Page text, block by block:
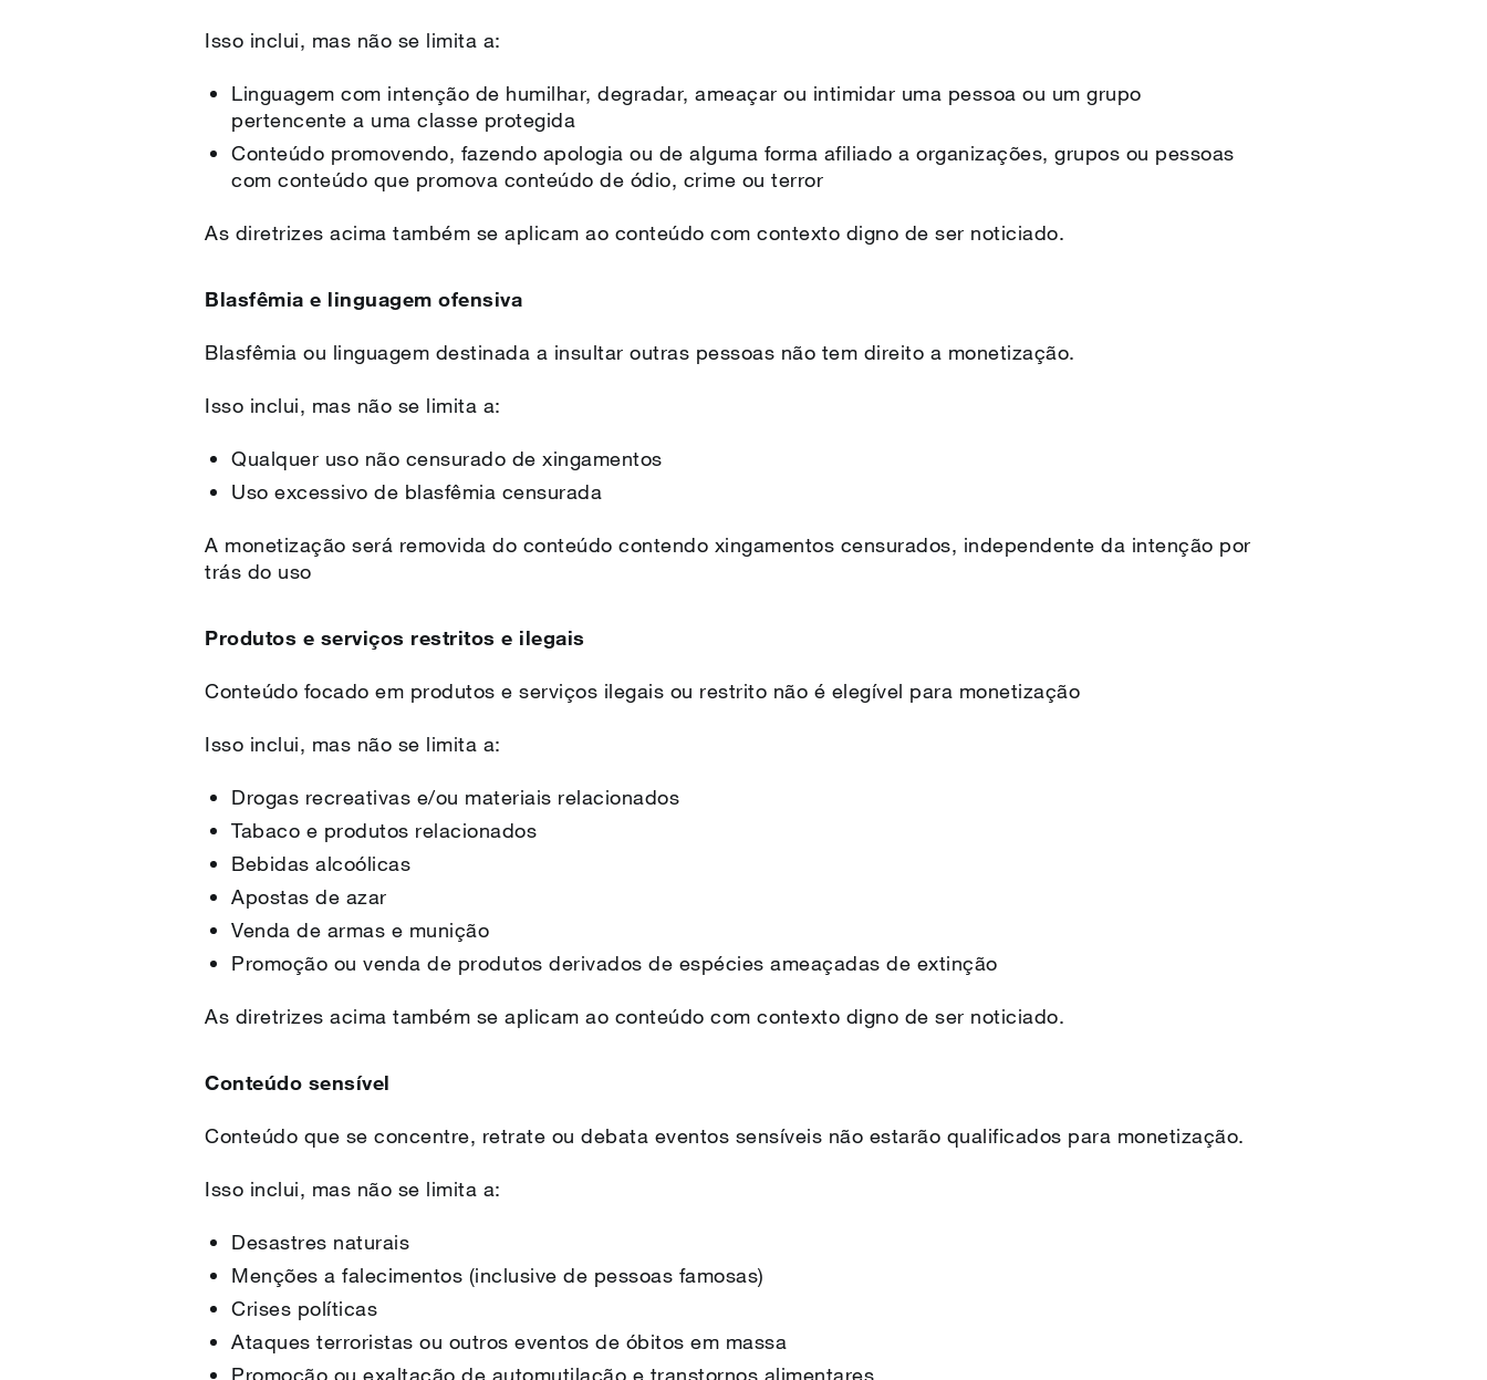
Isso inclui, mas não se limita a:
Linguagem com intenção de humilhar, degradar, ameaçar ou intimidar uma pessoa ou um grupo
pertencente a uma classe protegida
Conteúdo promovendo, fazendo apologia ou de alguma forma afiliado a organizações, grupos ou pessoas
com conteúdo que promova conteúdo de ódio, crime ou terror
As diretrizes acima também se aplicam ao conteúdo com contexto digno de ser noticiado.
Blasfêmia e linguagem ofensiva
Blasfêmia ou linguagem destinada a insultar outras pessoas não tem direito a monetização.
Isso inclui, mas não se limita a:
Qualquer uso não censurado de xingamentos
Uso excessivo de blasfêmia censurada
A monetização será removida do conteúdo contendo xingamentos censurados, independente da intenção por
trás do uso
Produtos e serviços restritos e ilegais
Conteúdo focado em produtos e serviços ilegais ou restrito não é elegível para monetização
Isso inclui, mas não se limita a:
Drogas recreativas e/ou materiais relacionados
Tabaco e produtos relacionados
Bebidas alcoólicas
Apostas de azar
Venda de armas e munição
Promoção ou venda de produtos derivados de espécies ameaçadas de extinção
As diretrizes acima também se aplicam ao conteúdo com contexto digno de ser noticiado.
Conteúdo sensível
Conteúdo que se concentre, retrate ou debata eventos sensíveis não estarão qualificados para monetização.
Isso inclui, mas não se limita a:
Desastres naturais
Menções a falecimentos (inclusive de pessoas famosas)
Crises políticas
Ataques terroristas ou outros eventos de óbitos em massa
Promoção ou exaltação de automutilação e transtornos alimentares